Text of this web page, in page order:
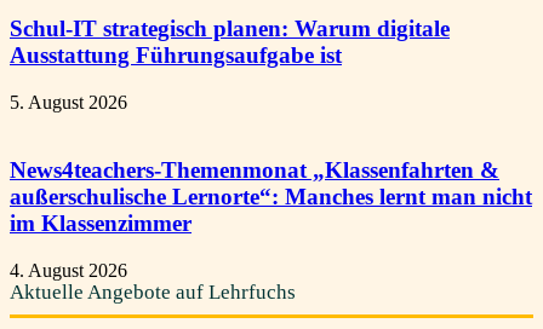
Schul-IT strategisch planen: Warum digitale
Ausstattung Führungsaufgabe ist
5. August 2026
News4teachers-Themenmonat „Klassenfahrten &
außerschulische Lernorte“: Manches lernt man nicht
im Klassenzimmer
4. August 2026
Aktuelle Angebote auf Lehrfuchs